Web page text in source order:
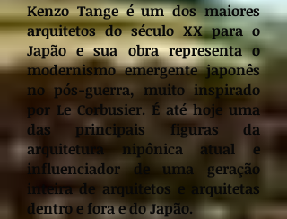
Kenzo Tange é um dos maiores
arquitetos do século XX para o
Japão e sua obra representa o
modernismo emergente japonês
no pós-guerra, muito inspirado
por Le Corbusier. É até hoje uma
das principais figuras da
arquitetura nipônica atual e
influenciador de uma geração
inteira de arquitetos e arquitetas
dentro e fora e do Japão.